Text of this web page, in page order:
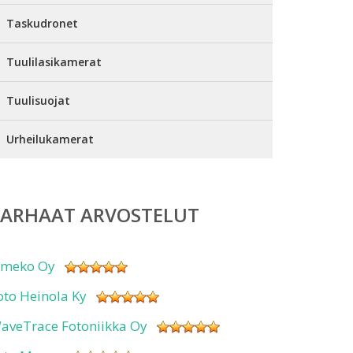
Taskudronet
Tuulilasikamerat
Tuulisuojat
Urheilukamerat
ARVOSTELUT
Oy
Heinola Ky
Fotoniikka Oy